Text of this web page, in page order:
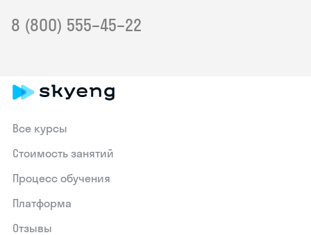
8 (800) 555–45–22
Все курсы
Стоимость занятий
Процесс обучения
Платформа
Отзывы